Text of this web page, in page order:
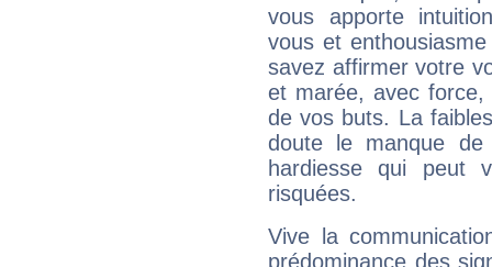
vous apporte
vous et
savez affirmer votre
et marée, avec
de vos buts. La
doute le manque
hardiesse qui peut
risquées.
Vive la
prédominance des